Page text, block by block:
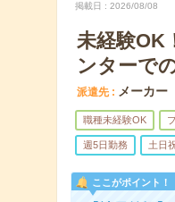
掲載日 2026/08/08
未経験OK
ンターで
派遣先 メーカー
職種未経験OK
週5日勤務 土日
ここがポイント！